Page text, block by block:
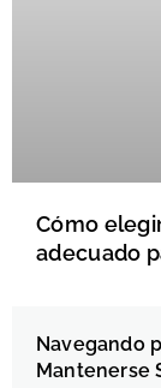
Cómo
adecuado
Navegando
Mantenerse